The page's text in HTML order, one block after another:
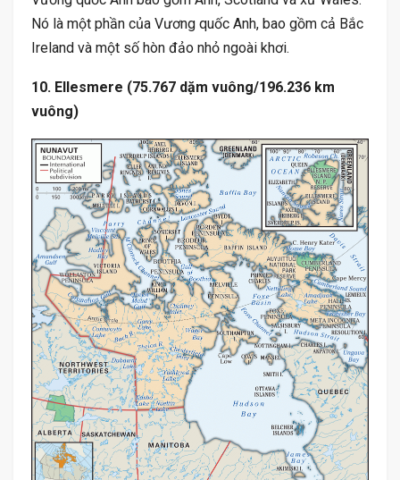
Nó là một phần của Vương quốc Anh, bao gồm cả Bắc
Ireland và một số hòn đảo nhỏ ngoài khơi.
10. Ellesmere (75.767 dặm vuông/196.236 km
vuông)